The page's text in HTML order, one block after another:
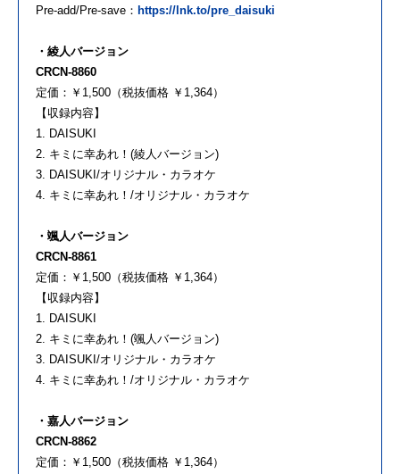
Pre-add/Pre-save： https://lnk.to/pre_daisuki
・綾人バージョン
CRCN-8860
定価：￥1,500（税抜価格 ￥1,364）
【収録内容】
1. DAISUKI
2. キミに幸あれ！(綾人バージョン)
3. DAISUKI/オリジナル・カラオケ
4. キミに幸あれ！/オリジナル・カラオケ
・颯人バージョン
CRCN-8861
定価：￥1,500（税抜価格 ￥1,364）
【収録内容】
1. DAISUKI
2. キミに幸あれ！(颯人バージョン)
3. DAISUKI/オリジナル・カラオケ
4. キミに幸あれ！/オリジナル・カラオケ
・嘉人バージョン
CRCN-8862
定価：￥1,500（税抜価格 ￥1,364）